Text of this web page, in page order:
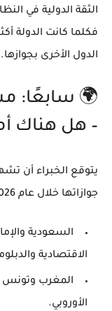
الثقة الدولية في
فكلما كانت الدولة
الدول الأخرى بجوازها.
🌍 سابعًا:
– هل هناك
يتوقع الخبراء أن
جوازاتها خلال عام 2026، خصوصًا:
السعودية
الاقتصادية
المغرب وتونس
الأوروبي.